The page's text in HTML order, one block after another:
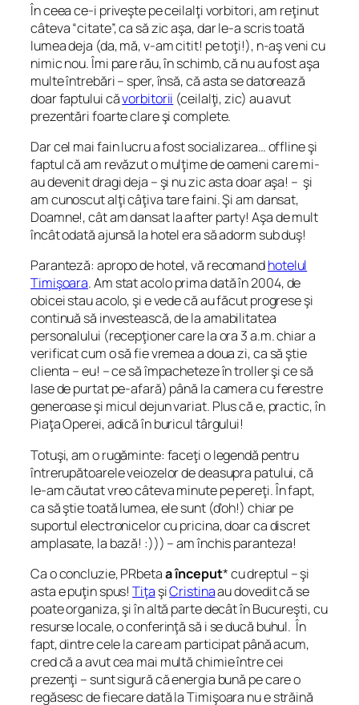
În ceea ce-i priveşte pe ceilalţi vorbitori, am reţinut
câteva “citate”, ca să zic aşa, dar le-a scris toată
lumea deja (da, mă, v-am citit! pe toţi!), n-aş veni cu
nimic nou. Îmi pare rău, în schimb, că nu au fost aşa
multe întrebări – sper, însă, că asta se datorează
doar faptului căvorbitorii (ceilalţi, zic) au avut
prezentări foarte clare şi complete.
Dar cel mai fain lucru a fost socializarea… offline şi
faptul că am revăzut o mulţime de oameni care mi-
au devenit dragi deja – şi nu zic asta doar aşa! – şi
am cunoscut alţi câţiva tare faini. Şi am dansat,
Doamne!, cât am dansat la after party! Aşa de mult
încât odată ajunsă la hotel era să adorm sub duş!
Paranteză: apropo de hotel, vă recomandhotelul
Timişoara. Am stat acolo prima dată în 2004, de
obicei stau acolo, şi e vede că au făcut progrese şi
continuă să investească, de la amabilitatea
personalului (recepţioner care la ora 3 a.m. chiar a
verificat cum o să fie vremea a doua zi, ca să ştie
clienta – eu! – ce să împacheteze în troller şi ce să
lase de purtat pe-afară) până la camera cu ferestre
generoase şi micul dejun variat. Plus că e, practic, în
Piaţa Operei, adică în buricul târgului!
Totuşi, am o rugăminte: faceţi o legendă pentru
întrerupătoarele veiozelor de deasupra patului, că
le-am căutat vreo câteva minute pe pereţi. În fapt,
ca să ştie toată lumea, ele sunt (d’oh!) chiar pe
suportul electronicelor cu pricina, doar ca discret
amplasate, la bază! :))) – am închis paranteza!
Ca o concluzie, PRbetaa început* cu dreptul – şi
asta e puţin spus!Tiţa şiCristinaau dovedit că se
poate organiza, şi în altă parte decât în Bucureşti, cu
resurse locale, o conferinţă să i se ducă buhul. În
fapt, dintre cele la care am participat până acum,
cred că a avut cea mai multă chimie între cei
prezenţi – sunt sigură că energia bună pe care o
regăsesc de fiecare dată la Timişoara nu e străină